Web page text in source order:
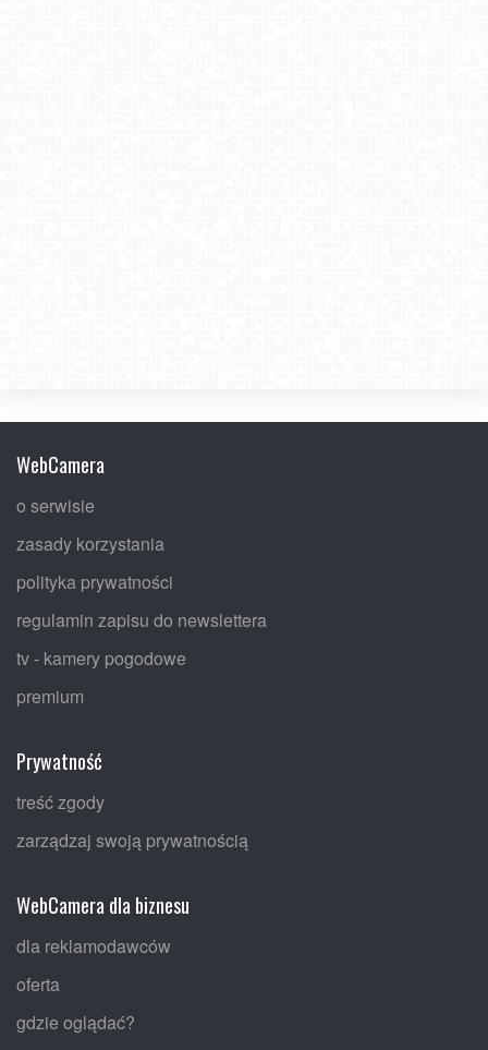
WebCamera
o serwisie
zasady korzystania
polityka prywatności
regulamin zapisu do newslettera
tv - kamery pogodowe
premium
Prywatność
treść zgody
zarządzaj swoją prywatnością
WebCamera dla biznesu
dla reklamodawców
oferta
gdzie oglądać?